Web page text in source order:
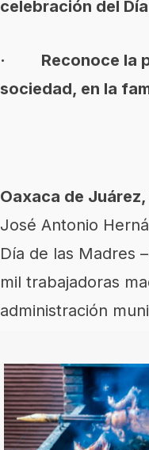
celebración del
· Reconoce la
sociedad, en la
Oaxaca de
José Antonio
Día de las Madres
mil trabajadoras
administración